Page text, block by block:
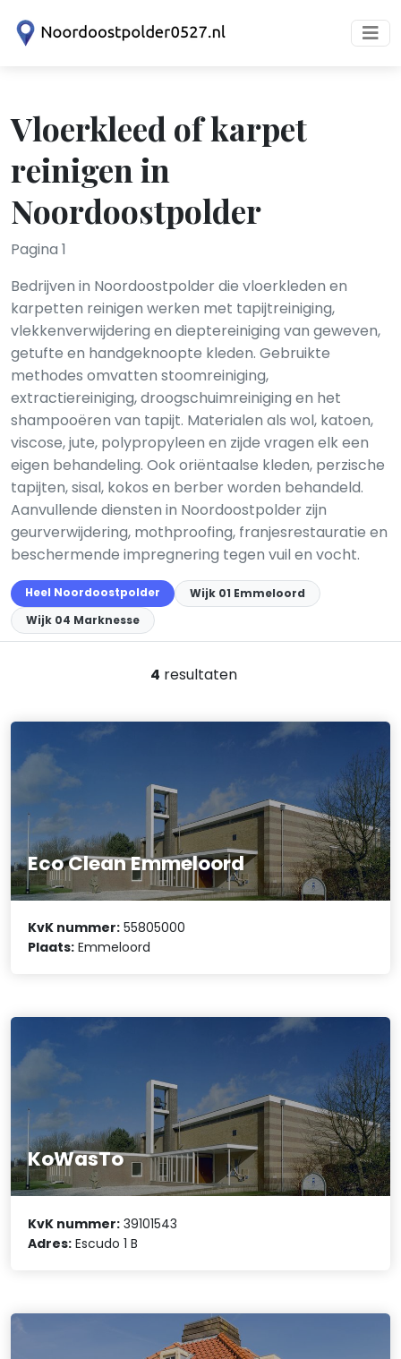
Vloerkleed of karpet
reinigen in
Noordoostpolder
Pagina 1
Bedrijven in Noordoostpolder die vloerkleden en
karpetten reinigen werken met tapijtreiniging,
vlekkenverwijdering en dieptereiniging van geweven,
getufte en handgeknoopte kleden. Gebruikte
methodes omvatten stoomreiniging,
extractiereiniging, droogschuimreiniging en het
shampooëren van tapijt. Materialen als wol, katoen,
viscose, jute, polypropyleen en zijde vragen elk een
eigen behandeling. Ook oriëntaalse kleden, perzische
tapijten, sisal, kokos en berber worden behandeld.
Aanvullende diensten in Noordoostpolder zijn
geurverwijdering, mothproofing, franjesrestauratie en
beschermende impregnering tegen vuil en vocht.
Heel Noordoostpolder
Wijk 01 Emmeloord
Wijk 04 Marknesse
4 resultaten
Eco Clean Emmeloord
KvK nummer: 55805000
Plaats: Emmeloord
KoWasTo
KvK nummer: 39101543
Adres: Escudo 1 B